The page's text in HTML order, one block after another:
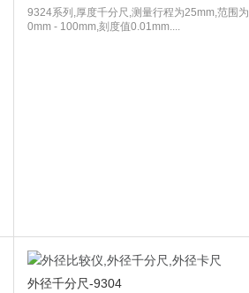
9324系列,厚度千分尺,测量行程为25mm,范围为
0mm - 100mm,刻度值0.01mm....
外径千分尺-9304